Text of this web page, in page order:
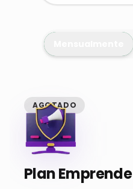
AGOTADO
Plan Emprende